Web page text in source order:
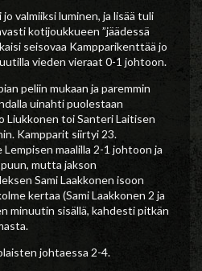
valmiiksi luminen, ja lisää tuli
kotijoukkueen ”jäädessä
seisovaa Kampparikenttää jo
vieden vieraat 0-1 johtoon.
peliin mukaan ja paremmin
uinahti puolestaan
Liukkonen toi Santeri Laitisen
Kampparit siirtyi 23.
maalilla 2-1 johtoon ja
mutta jakson
Sami Laakkonen isoon
kertaa (Sami Laakkonen 2 ja
minuutin sisällä, kahdesti pitkän
johtaessa 2-4.